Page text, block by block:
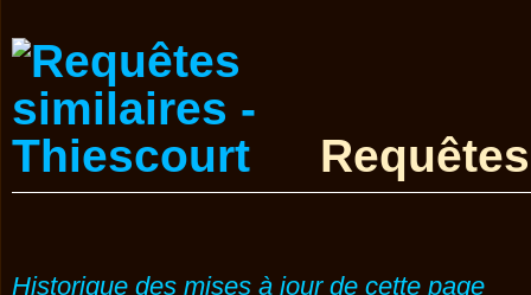
Historique des mises à jour de cette page